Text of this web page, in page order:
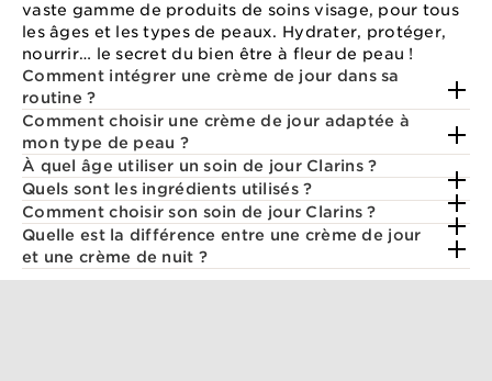
vaste gamme de produits de soins visage, pour tous
les âges et les types de peaux. Hydrater, protéger,
nourrir… le secret du bien être à fleur de peau !
Comment intégrer une crème de jour dans sa
routine ?
Comment choisir une crème de jour adaptée à
mon type de peau ?
À quel âge utiliser un soin de jour Clarins ?
Quels sont les ingrédients utilisés ?
Comment choisir son soin de jour Clarins ?
Quelle est la différence entre une crème de jour
et une crème de nuit ?